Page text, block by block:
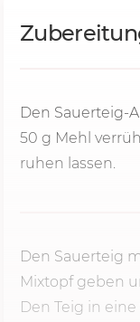
Den Sauerteig-
50 g Mehl
ruhen lassen.
Den Sauerteig
Mixtopf geben
Den Teig in